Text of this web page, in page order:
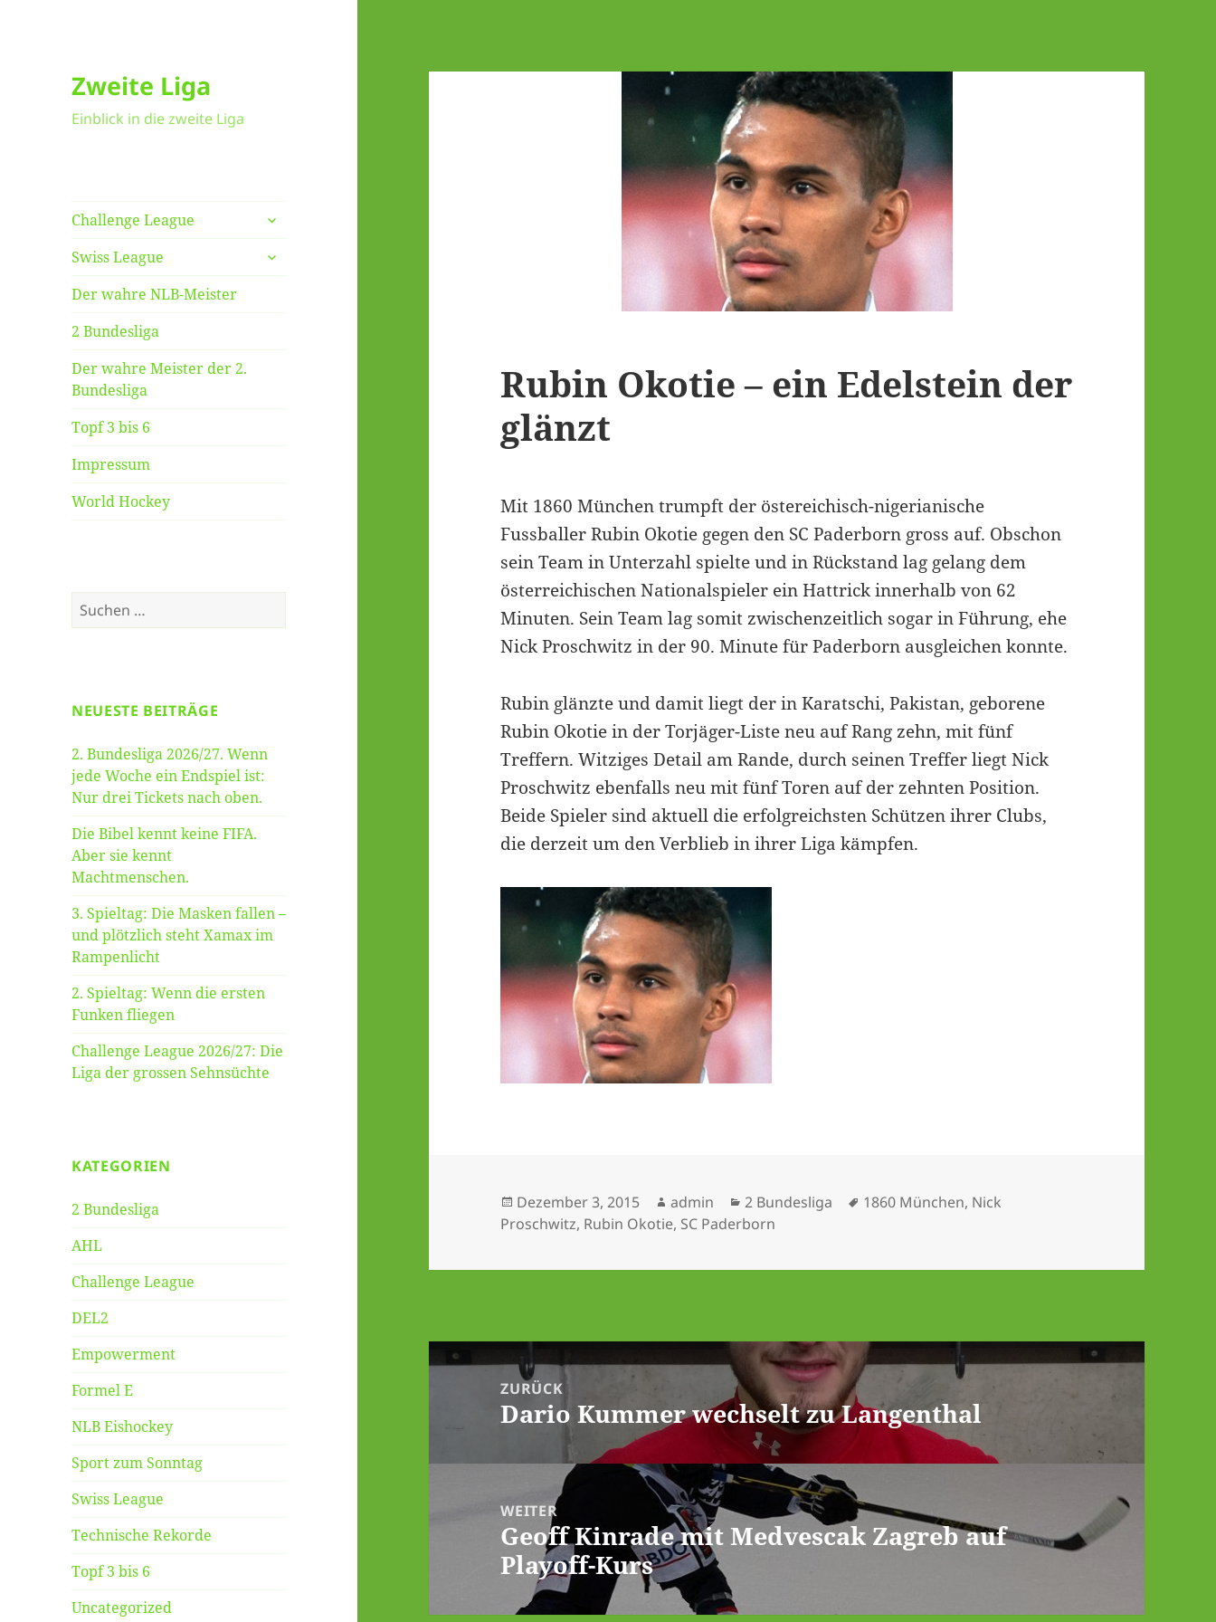
Zweite Liga
Einblick in die zweite Liga
Challenge League
untermenü
anzeigen
Swiss League
untermenü
anzeigen
Der wahre NLB-Meister
2 Bundesliga
Der wahre Meister der 2.
Bundesliga
Topf 3 bis 6
Impressum
World Hockey
Suche
nach:
NEUESTE BEITRÄGE
2. Bundesliga 2026/27. Wenn
jede Woche ein Endspiel ist:
Nur drei Tickets nach oben.
Die Bibel kennt keine FIFA.
Aber sie kennt
Machtmenschen.
3. Spieltag: Die Masken fallen –
und plötzlich steht Xamax im
Rampenlicht
2. Spieltag: Wenn die ersten
Funken fliegen
Challenge League 2026/27: Die
Liga der grossen Sehnsüchte
KATEGORIEN
2 Bundesliga
AHL
Challenge League
DEL2
Empowerment
Formel E
NLB Eishockey
Sport zum Sonntag
Swiss League
Technische Rekorde
Topf 3 bis 6
Uncategorized
Rubin Okotie – ein Edelstein der
glänzt
Mit 1860 München trumpft der östereichisch-nigerianische
Fussballer Rubin Okotie gegen den SC Paderborn gross auf. Obschon
sein Team in Unterzahl spielte und in Rückstand lag gelang dem
österreichischen Nationalspieler ein Hattrick innerhalb von 62
Minuten. Sein Team lag somit zwischenzeitlich sogar in Führung, ehe
Nick Proschwitz in der 90. Minute für Paderborn ausgleichen konnte.
Rubin glänzte und damit liegt der in Karatschi, Pakistan, geborene
Rubin Okotie in der Torjäger-Liste neu auf Rang zehn, mit fünf
Treffern. Witziges Detail am Rande, durch seinen Treffer liegt Nick
Proschwitz ebenfalls neu mit fünf Toren auf der zehnten Position.
Beide Spieler sind aktuell die erfolgreichsten Schützen ihrer Clubs,
die derzeit um den Verblieb in ihrer Liga kämpfen.
Veröffentlicht
am
Dezember 3, 2015 Autor
admin Kategorien
2 Bundesliga Schlagwörter
1860 München, Nick
Proschwitz, Rubin Okotie, SC Paderborn
Beitrags-
NavigationZURÜCK
Vorheriger
Beitrag:
Dario Kummer wechselt zu Langenthal
WEITER
Nächster
Beitrag:
Geoff Kinrade mit Medvescak Zagreb auf
Playoff-Kurs